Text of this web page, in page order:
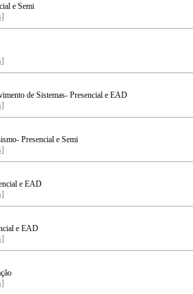
e Semi
de Sistemas- Presencial e EAD
Presencial e Semi
e EAD
e EAD